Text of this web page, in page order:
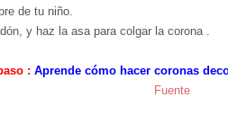
de tu niño.
y haz la asa para colgar la corona .
: Aprende cómo hacer coronas
Fuente